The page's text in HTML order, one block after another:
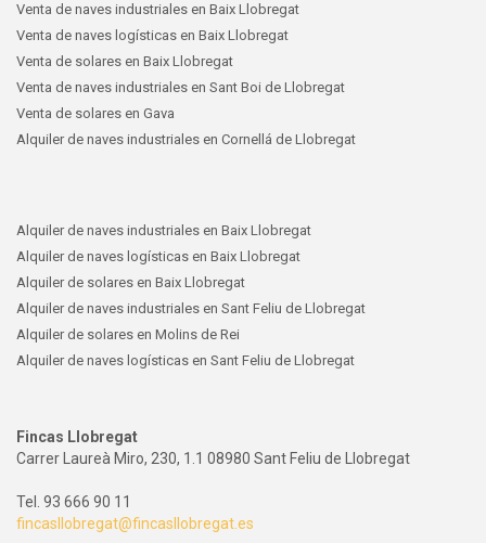
Venta de naves industriales en Baix Llobregat
Venta de naves logísticas en Baix Llobregat
Venta de solares en Baix Llobregat
Venta de naves industriales en Sant Boi de Llobregat
Venta de solares en Gava
Alquiler de naves industriales en Cornellá de Llobregat
Alquiler de naves industriales en Baix Llobregat
Alquiler de naves logísticas en Baix Llobregat
Alquiler de solares en Baix Llobregat
Alquiler de naves industriales en Sant Feliu de Llobregat
Alquiler de solares en Molins de Rei
Alquiler de naves logísticas en Sant Feliu de Llobregat
Fincas Llobregat
Carrer Laureà Miro, 230, 1.1 08980 Sant Feliu de Llobregat
Tel. 93 666 90 11
fincasllobregat@fincasllobregat.es